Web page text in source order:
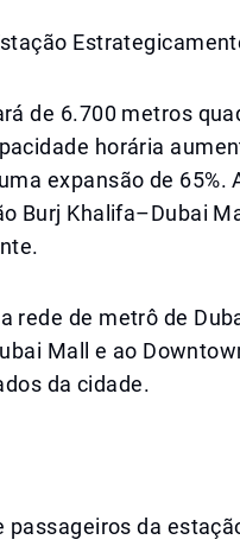
de 6.700 metros
horária
expansão de 65%.
Burj Khalifa–Dubai
rede de metrô de
Mall e ao
da cidade.
da